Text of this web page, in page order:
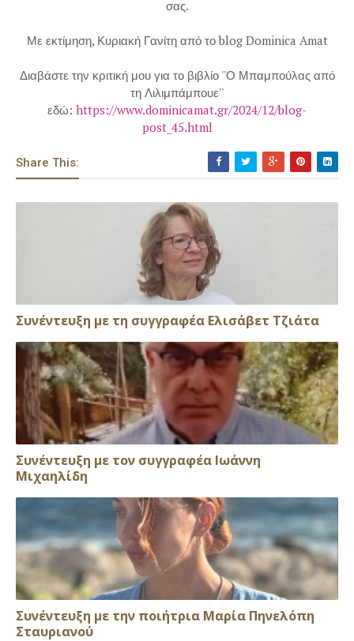
σας.
Με εκτίμηση, Κυριακή Γανίτη από το blog Dominica Amat
Διαβάστε την κριτική μου για το βιβλίο ''Ο Μπαμπούλας από
τη Λιλιμπάμπουε''
εδώ: https://www.dominicamat.gr/2024/12/blog-
post_45.html
Share This:
Συνέντευξη με τη συγγραφέα Ελισάβετ Τζιάτα
Συνέντευξη με τον συγγραφέα Ιωάννη
Μιχαηλίδη
Συνέντευξη με την ποιήτρια Μαρία Πηνελόπη
Σταυριανού